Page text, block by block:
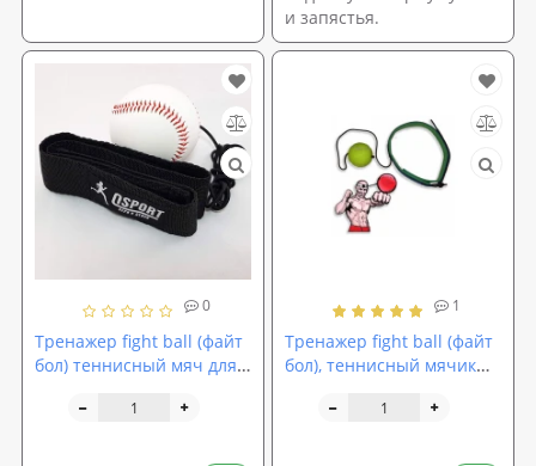
и запястья.
0
Тренажер fight ball (файт
бол) теннисный мяч для
Medium (fl-0132-1)
1
Тренажер fight ball (файт
бол), теннисный мячик